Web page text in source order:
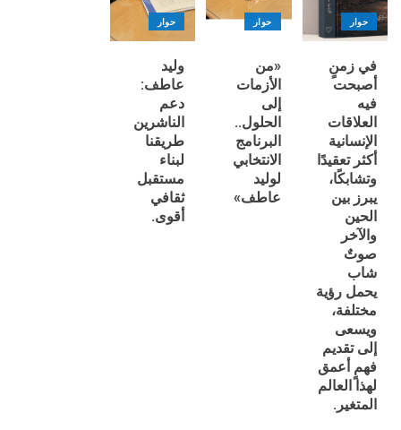
حوار
في زمنٍ
أصبحت
فيه
العلاقات
الإنسانية
أكثر تعقيدًا
وتشابكًا،
يبرز بين
الحين
والآخر
صوتٌ
شاب
يحمل رؤية
مختلفة،
ويسعى
إلى تقديم
فهمٍ أعمق
لهذا العالم
المتغير.
حوار
«من
الأزمات
إلى
الحلول..
البرنامج
الانتخابي
لوليد
عاطف»
حوار
وليد
عاطف:
دعم
الناشرين
طريقنا
لبناء
مستقبل
ثقافي
أقوى.